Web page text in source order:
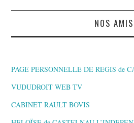
NOS AMIS
PAGE PERSONNELLE DE REGIS de
VUDUDROIT WEB TV
CABINET RAULT BOVIS